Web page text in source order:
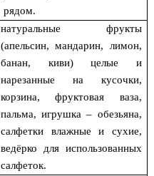
рядом.
натуральные фрукты
(апельсин, мандарин, лимон,
банан, киви) целые и
нарезанные на кусочки,
корзина, фруктовая ваза,
пальма, игрушка – обезьяна,
салфетки влажные и сухие,
ведёрко для использованных
салфеток.